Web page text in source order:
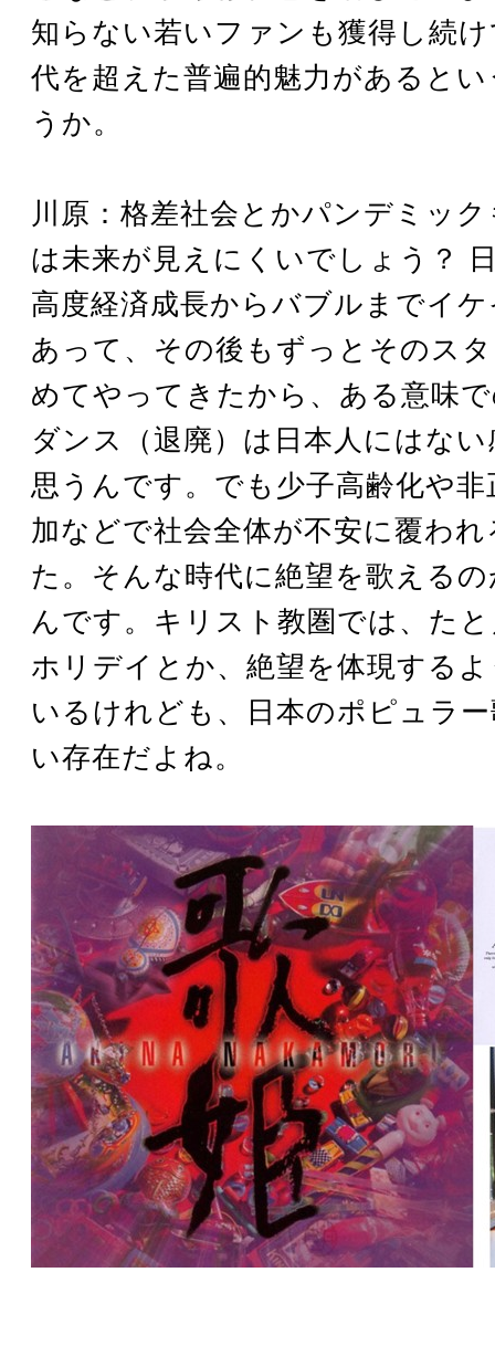
知らない若いファンも獲得し続
代を超えた普遍的魅力があると
うか。
川原：格差社会とかパンデミッ
は未来が見えにくいでしょう？
高度経済成長からバブルまでイ
あって、その後もずっとそのス
めてやってきたから、ある意味
ダンス（退廃）は日本人にはな
思うんです。でも少子高齢化や非
加などで社会全体が不安に覆わ
た。そんな時代に絶望を歌える
んです。キリスト教圏では、た
ホリデイとか、絶望を体現する
いるけれども、日本のポピュラ
い存在だよね。